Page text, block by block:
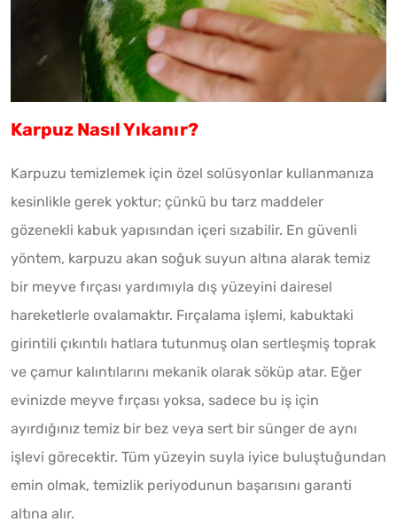
Karpuz Nasıl Yıkanır?
Karpuzu temizlemek için özel solüsyonlar kullanmanıza
kesinlikle gerek yoktur; çünkü bu tarz maddeler
gözenekli kabuk yapısından içeri sızabilir. En güvenli
yöntem, karpuzu akan soğuk suyun altına alarak temiz
bir meyve fırçası yardımıyla dış yüzeyini dairesel
hareketlerle ovalamaktır. Fırçalama işlemi, kabuktaki
girintili çıkıntılı hatlara tutunmuş olan sertleşmiş toprak
ve çamur kalıntılarını mekanik olarak söküp atar. Eğer
evinizde meyve fırçası yoksa, sadece bu iş için
ayırdığınız temiz bir bez veya sert bir sünger de aynı
işlevi görecektir. Tüm yüzeyin suyla iyice buluştuğundan
emin olmak, temizlik periyodunun başarısını garanti
altına alır.